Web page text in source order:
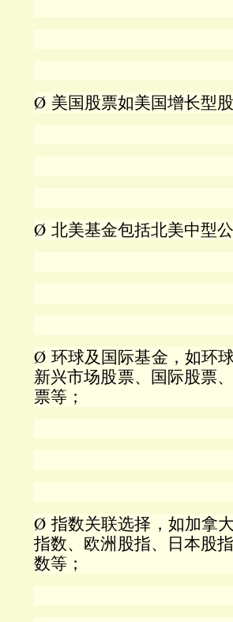
Ø 美国股票如美国增长型
Ø 北美基金包括北美中型
Ø环球及国际基金，如环
新兴市场股票、国际股票
票等；
Ø指数关联选择，如加拿
指数、欧洲股指、日本股
数等；